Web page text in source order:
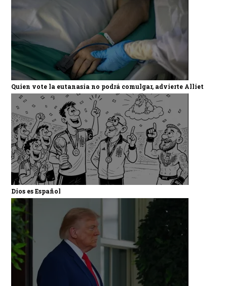
Quien vote la eutanasia no podrá comulgar, advierte Alliet
Dios es Español